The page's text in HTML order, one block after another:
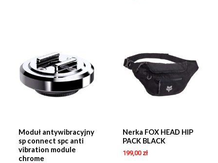
Moduł antywibracyjny
sp connect spc anti
vibration module
chrome
Nerka FOX HEAD HIP
PACK BLACK
199,00 zł